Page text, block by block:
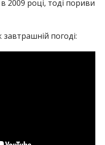
2009 році, тоді пориви
погоді: